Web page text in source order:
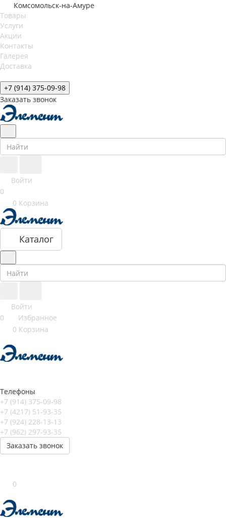
Комсомольск-на-Амуре
Товары
Услуги
Акции
Контакты
Галерея
Доставка
+7 (914) 375-09-98
Заказать звонок
Войти
0
0 Корзина
Каталог
Войти
0
Избранное
0 Корзина
Телефоны
+7 (914) 375-09-98
+7 (4217) 51-93-35
+7 (924) 228-13-13
+7 (962) 297-93-35
Заказать звонок
0